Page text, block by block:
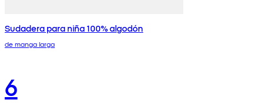
Sudadera para niña 100% algodón
de manga larga
6